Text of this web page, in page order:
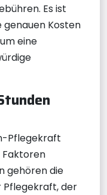
Es ist
genauen Kosten
eine
Pflegekraft
Faktoren
gehören die
Pflegekraft, der